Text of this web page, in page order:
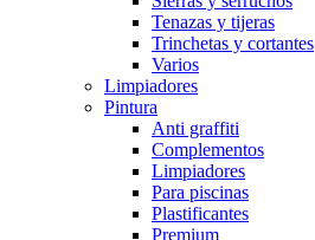
Tenazas y tijeras
Trinchetas y cortantes
Varios
Limpiadores
Pintura
Anti graffiti
Complementos
Limpiadores
Para piscinas
Plastificantes
Premium